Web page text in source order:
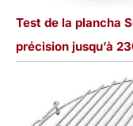
Test de la plancha
précision jusqu’à